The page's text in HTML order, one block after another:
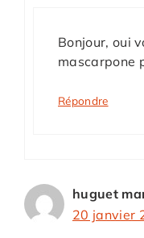
Bonjour, oui
mascarpone
Répondre
huguet
20 janvier